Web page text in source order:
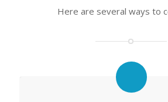
Here are several ways to